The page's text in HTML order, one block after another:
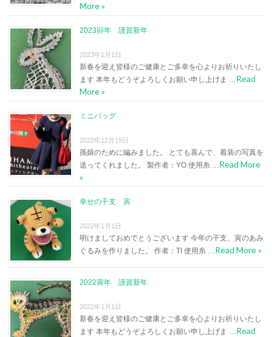
More »
2023卯年 謹賀新年
2023年1月1日
新春を迎え皆様のご健康とご多幸を心よりお祈りいたし
ます 本年もどうぞよろしくお願い申し上げま …Read
More »
ミニバッグ
2022年12月19日
孫娘のために編みました。 とても喜んで、着装の写真を
送ってくれました。 製作者：YO 使用糸 …Read More
»
幸せの干支 寅
2022年1月1日
明けましておめでとうございます 今年の干支、寅のあみ
ぐるみを作りました。 作者：TI 使用糸 …Read More »
2022寅年 謹賀新年
2022年1月1日
新春を迎え皆様のご健康とご多幸を心よりお祈りいたし
ます 本年もどうぞよろしくお願い申し上げま …Read